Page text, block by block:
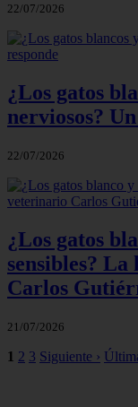
22/07/2026
¿Los gatos
nerviosos?
22/07/2026
¿Los gatos
sensibles?
Carlos
21/07/2026
1 2 3 Siguiente ›